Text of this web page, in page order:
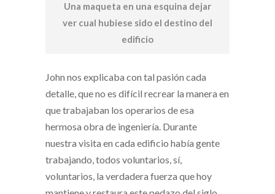
Una maqueta en una esquina dejar
ver cual hubiese sido el destino del
edificio
John nos explicaba con tal pasión cada
detalle, que no es difícil recrear la manera en
que trabajaban los operarios de esa
hermosa obra de ingeniería. Durante
nuestra visita en cada edificio había gente
trabajando, todos voluntarios, sí,
voluntarios, la verdadera fuerza que hoy